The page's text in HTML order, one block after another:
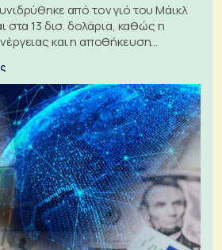
από τον γιό του Μάικλ
στα 13 δισ. δολάρια, καθώς η
και η αποθήκευση